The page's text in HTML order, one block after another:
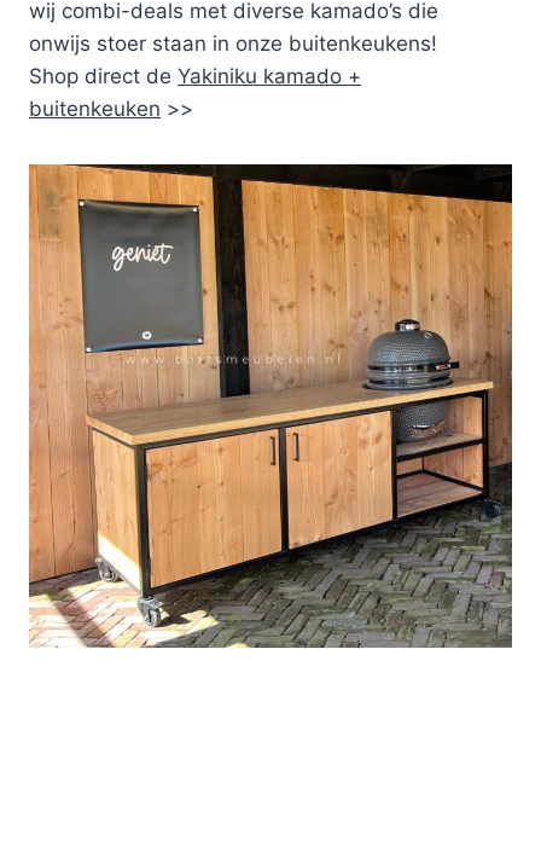
wij combi-deals met diverse kamado’s die
onwijs stoer staan in onze buitenkeukens!
Shop direct de Yakiniku kamado +
buitenkeuken >>